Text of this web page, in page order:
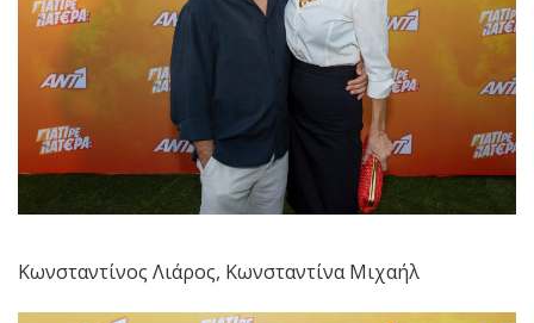
Κωνσταντίνος Λιάρος, Κωνσταντίνα Μιχαήλ